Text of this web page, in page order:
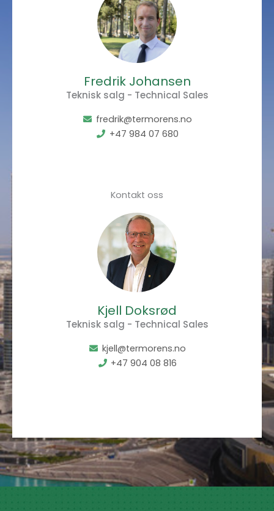
Fredrik Johansen
Teknisk salg - Technical Sales
fredrik@termorens.no
+47 984 07 680
Kontakt oss
Kjell Doksrød
Teknisk salg - Technical Sales
kjell@termorens.no
+47 904 08 816